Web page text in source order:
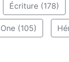
Écriture (178)
(105)